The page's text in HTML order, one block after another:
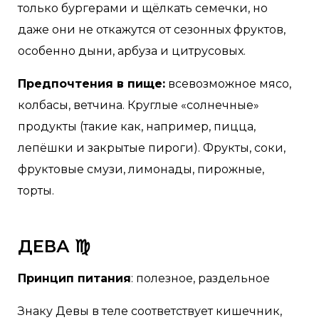
только бургерами и щёлкать семечки, но
даже они не откажутся от сезонных фруктов,
особенно дыни, арбуза и цитрусовых.
Предпочтения в пище: всевозможное мясо,
колбасы, ветчина. Круглые «солнечные»
продукты (такие как, например, пицца,
лепёшки и закрытые пироги). Фрукты, соки,
фруктовые смузи, лимонады, пирожные,
торты.
ДЕВА ♍
Принцип питания: полезное, раздельное
Знаку Девы в теле соответствует кишечник,